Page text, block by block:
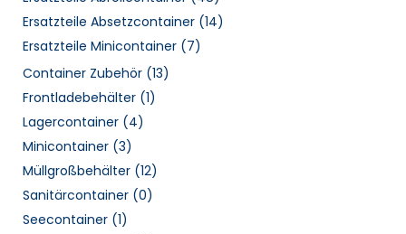
Ersatzteile Absetzcontainer (14)
Ersatzteile Minicontainer (7)
Container Zubehör (13)
Frontladebehälter (1)
Lagercontainer (4)
Minicontainer (3)
Müllgroßbehälter (12)
Sanitärcontainer (0)
Seecontainer (1)